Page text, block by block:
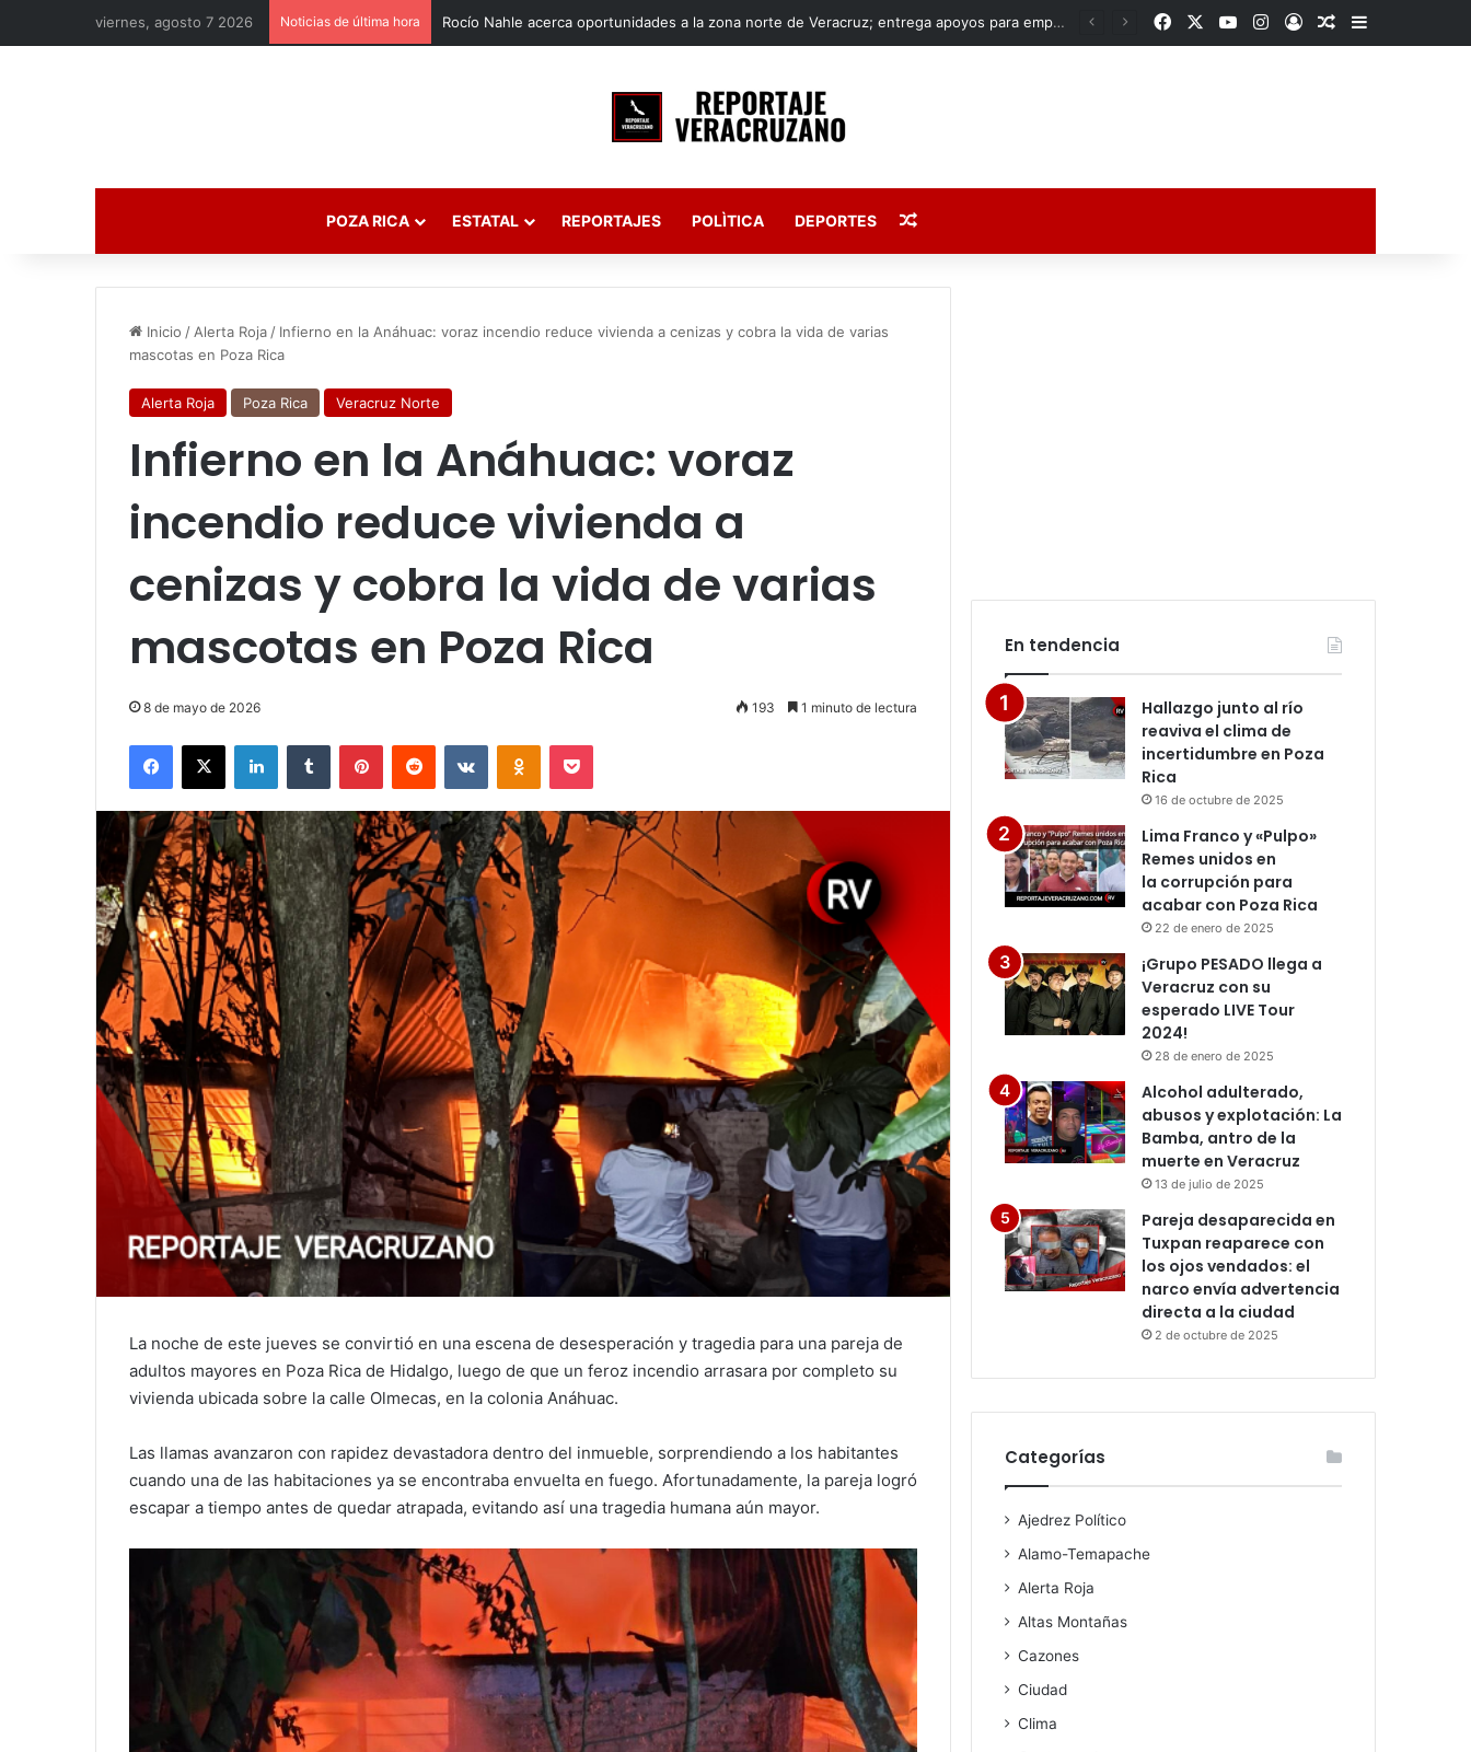
viernes, agosto 7 2026 Noticias de última hora Acusan a diputada de Morena de presuntos «moches» a personal del Congreso; excolaborador hace denuncia pública FacebookYouTubeInstagram
AccesoPublicación al
Barra lateral
POZA RICA ESTATAL REPORTAJES POLÌTICA DEPORTES Publicación al azar
Inicio / Alerta Roja / Infierno en la Anáhuac: voraz incendio reduce vivienda a cenizas y cobra la vida de varias
mascotas en Poza Rica
Alerta Roja Poza Rica Veracruz Norte
Infierno en la Anáhuac: voraz
incendio reduce vivienda a
cenizas y cobra la vida de varias
mascotas en Poza Rica
8 de mayo de 2026 193 1 minuto de lectura
Facebook
X LinkedInTumblr PinterestReddit VKontakteOdnoklassniki
Pocket
La noche de este jueves se convirtió en una escena de desesperación y tragedia para una pareja de
adultos mayores en Poza Rica de Hidalgo, luego de que un feroz incendio arrasara por completo su
vivienda ubicada sobre la calle Olmecas, en la colonia Anáhuac.
Las llamas avanzaron con rapidez devastadora dentro del inmueble, sorprendiendo a los habitantes
cuando una de las habitaciones ya se encontraba envuelta en fuego. Afortunadamente, la pareja logró
escapar a tiempo antes de quedar atrapada, evitando así una tragedia humana aún mayor.
En tendencia
Hallazgo junto al río
reaviva el clima de
incertidumbre en Poza
Rica
16 de octubre de 2025
Lima Franco y «Pulpo»
Remes unidos en
la corrupción para
acabar con Poza Rica
22 de enero de 2025
¡Grupo PESADO llega a
Veracruz con su
esperado LIVE Tour
2024!
28 de enero de 2025
Alcohol adulterado,
abusos y explotación: La
Bamba, antro de la
muerte en Veracruz
13 de julio de 2025
Pareja desaparecida en
Tuxpan reaparece con
los ojos vendados: el
narco envía advertencia
directa a la ciudad
2 de octubre de 2025
Categorías
Ajedrez Político
Alamo-Temapache
Alerta Roja
Altas Montañas
Cazones
Ciudad
Clima